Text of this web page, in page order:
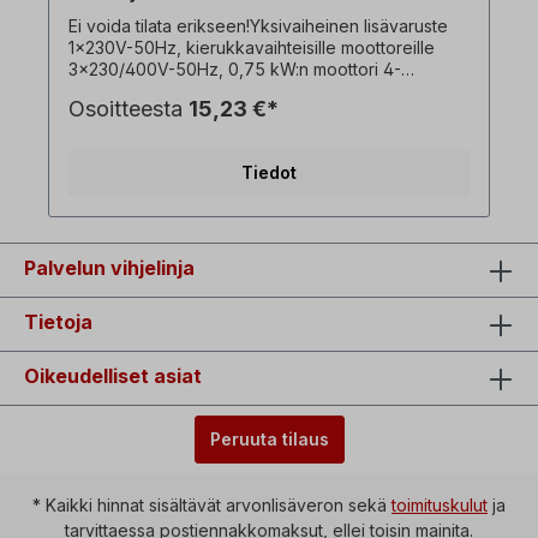
Ei voida tilata erikseen!Yksivaiheinen lisävaruste
1x230V-50Hz, kierukkavaihteisille moottoreille
3x230/400V-50Hz, 0,75 kW:n moottori 4-
käynnistyskondensaattorilla. ! Käytä
kolmivaihemoottorilla! ! Saatavana vain moottorin
kolmivaiheisen vaihdemoottorin kanssa ! ! Ei voida
yhdistää jarrumoottorivaihtoehtoon ! Kaikki
tuotekuvat ovat ei-sitovia esimerkkejä! Tekniset
muutokset ovat mahdollisia. Valinnainen:
vasemmalle/oikealle kiertoa varten, alijännitteen
vapautus, Kaulapistoke=1 x 230 V,
kytkentäkapasiteetti=16 A, ympäristön
kytkinkotelon välinen kaapeli=n. 90 cm.
Osoitteesta 15,23 €*
Tiedot
Palvelun vihjelinja
Tietoja
Oikeudelliset asiat
Peruuta tilaus
* Kaikki hinnat sisältävät arvonlisäveron sekätoimituskulut ja
tarvittaessa postiennakkomaksut, ellei toisin mainita.